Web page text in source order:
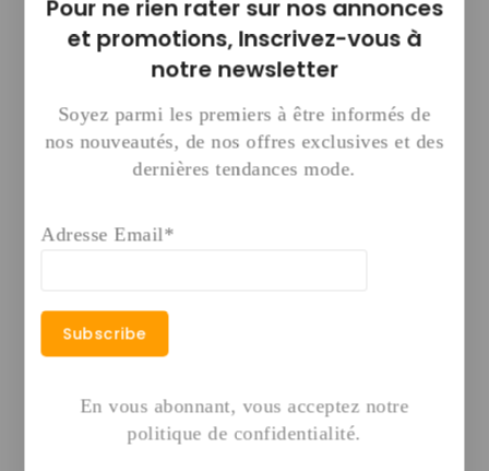
– Vente d’agent IA : 100 000 – 500 000
– Services premium digitaux
– Acquisition et gestion de clients
– Revenus récurrents
—
👉 Construire une agence digitale rentable
👉 Avoir des offres premium
Pour ne rien rater sur nos annonces
et promotions, Inscrivez-vous à
notre newsletter
Soyez parmi les premiers à être informés de
nos nouveautés, de nos offres exclusives et des
dernières tendances mode.
Adresse Email*
En vous abonnant, vous acceptez notre
politique de confidentialité.